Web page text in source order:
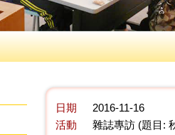
日期
2016-11-16
活動
雜誌專訪 (題目: